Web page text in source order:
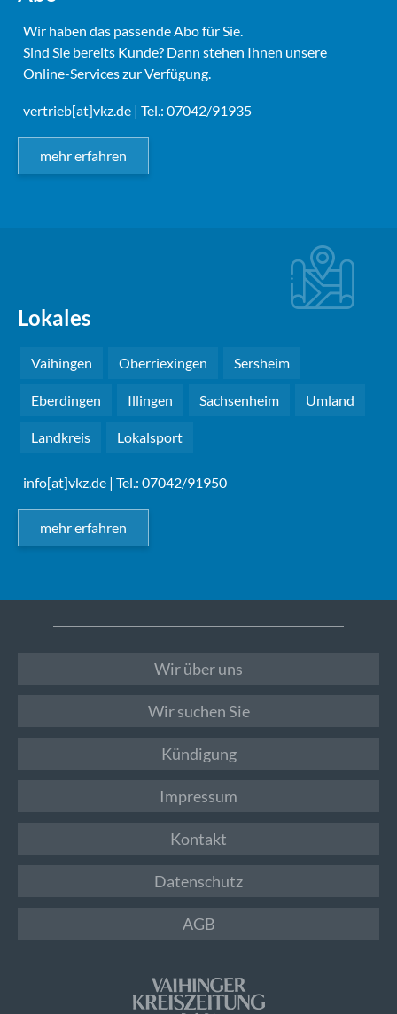
Wir haben das passende Abo für Sie.
Sind Sie bereits Kunde? Dann stehen Ihnen unsere
Online-Services zur Verfügung.
vertrieb[at]vkz.de | Tel.: 07042/91935
mehr erfahren
Lokales
Vaihingen Oberriexingen Sersheim
Eberdingen Illingen Sachsenheim Umland
Landkreis Lokalsport
info[at]vkz.de | Tel.: 07042/91950
mehr erfahren
Wir über uns
Wir suchen Sie
Kündigung
Impressum
Kontakt
Datenschutz
AGB